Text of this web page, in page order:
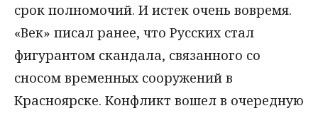
срок полномочий. И истек очень вовремя.
«Век» писал ранее, что Русских стал
фигурантом скандала, связанного со
сносом временных сооружений в
Красноярске. Конфликт вошел в очередную